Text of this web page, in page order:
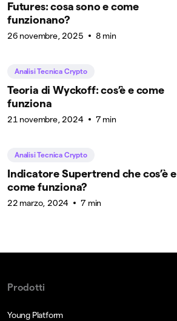
Futures: cosa sono e come
funzionano?
26 novembre, 2025 8 min
Analisi Tecnica Crypto
Teoria di Wyckoff: cos’è e come
funziona
21 novembre, 2024 7 min
Analisi Tecnica Crypto
Indicatore Supertrend che cos’è e
come funziona?
22 marzo, 2024 7 min
Prodotti
Young Platform